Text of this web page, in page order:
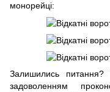
монорейці:
Залишились
задоволенням